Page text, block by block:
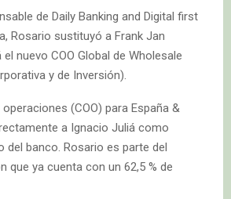
de Daily Banking and Digital first
Rosario sustituyó a Frank Jan
nuevo COO Global de Wholesale
y de Inversión).
(COO) para España &
a Ignacio Juliá como
del banco. Rosario es parte del
que ya cuenta con un 62,5 % de